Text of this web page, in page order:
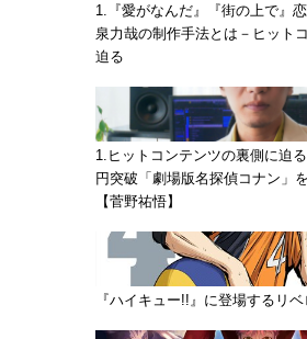
1.『愛がなんだ』『街の上で』
泉力哉の制作手法とは－ヒット
迫る
1.ヒットコンテンツの裏側に迫
円突破「劇場版名探偵コナン」
【菅野祐悟】
『ハイキュー!!』に登場するリ